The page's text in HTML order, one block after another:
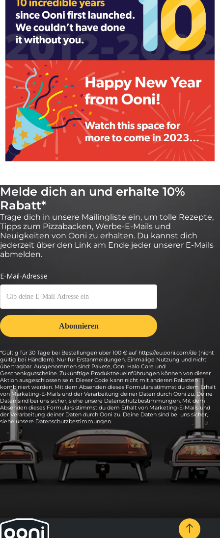
Melde dich an und erhalte 10%
Rabatt*
Trage dich in unsere Mailingliste ein, um tolle Rezepte,
Tipps zum Pizzabacken, Werbe-E-Mails und
Neuigkeiten von Ooni zu erhalten. Du kannst dich
jederzeit über den Link am Ende jeder unserer E-Mails
abmelden.
*Gültig für 30 Tage bei Bestellungen über 100 € auf https://eu.ooni.com/de (nicht
gültig bei Händlern). Nur für Erstanmeldungen. Einmalige Nutzung und nicht
übertragbar. Ausgenommen sind: Pakete, Ooni Halo Core und
Geschenkgutscheine. Zukünftige Produktneueinführungen können von dieser
Aktion ausgeschlossen sein. Dieser Code kann nicht mit anderen Rabatten
kombiniert werden. Mit dem Absenden dieses Formulars stimmst du dem Erhalt
von Marketing-E-Mails und der Verarbeitung deiner Daten durch Ooni zu. Deine
Daten sind bei uns sicher, siehe unsere Datenschutzbestimmungen. Mit dem
Absenden dieses Formulars stimmst du dem Erhalt von Marketing-E-Mails und
der Verarbeitung deiner Daten durch Ooni zu. Deine Daten sind bei uns sicher,
siehe unsere Datenschutzbestimmungen.